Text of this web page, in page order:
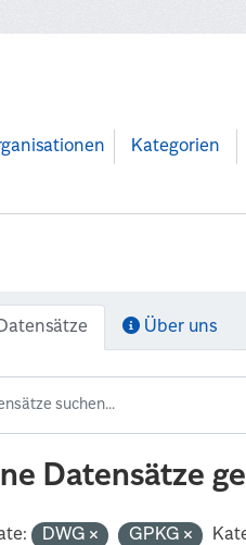
Kategorien
Über uns
Datensätze
DWG GPKG